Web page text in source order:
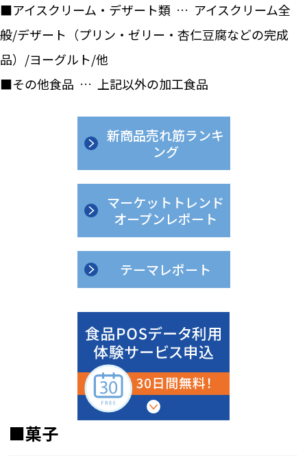
■アイスクリーム・デザート類 … アイスクリーム全
般/デザート（プリン・ゼリー・杏仁豆腐などの完成
品）/ヨーグルト/他
■その他食品 … 上記以外の加工食品
新商品売れ筋ランキ
ング
マーケットトレンド
オープンレポート
テーマレポート
■菓子